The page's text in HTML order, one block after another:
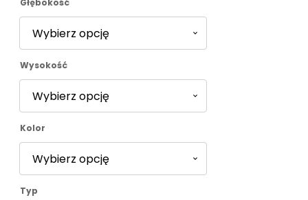
1708,00 zł
Głębokość
Wysokość
Kolor
Typ